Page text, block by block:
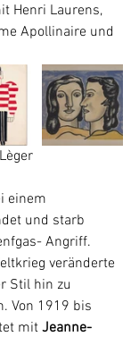
Henri Laurens,
Apollinaire und
einem
und starb
Angriff.
veränderte
Stil hin zu
Von 1919 bis
mit Jeanne-